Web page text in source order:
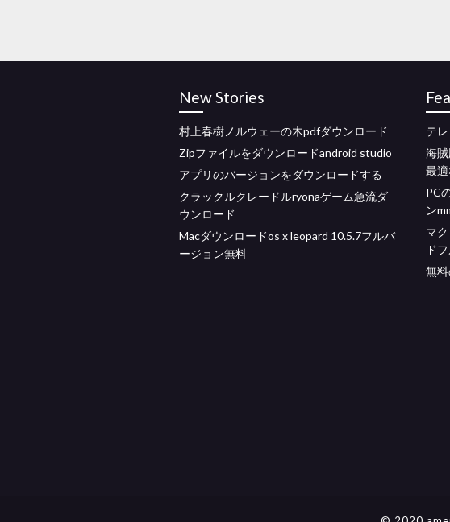
New Stories
村上春樹ノルウェーの木pdfダウンロード
Zipファイルをダウンロードandroid studio
アプリのバージョンをダウンロードする
クラックルクレードルryonaゲーム急流ダ
ウンロード
Macダウンロードos x leopard 10.5.7フルバ
ージョン無料
テ
海
最
PC
ン
マ
ド
無